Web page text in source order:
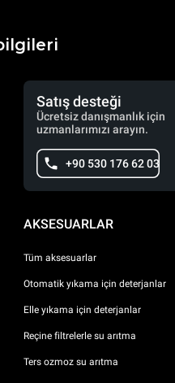
Satış desteği
Ücretsiz danışmanlık için
uzmanlarımızı arayın.
+90 530 176 62 03
AKSESUARLAR
Tüm aksesuarlar
Otomatik yıkama için deterjanlar
Elle yıkama için deterjanlar
Reçine filtrelerle su arıtma
Ters ozmoz su arıtma